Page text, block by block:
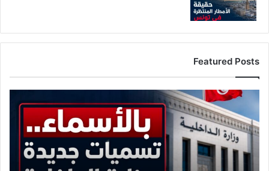
Featured Posts
الرائد
يكشف
عن
تسميات
جديدة